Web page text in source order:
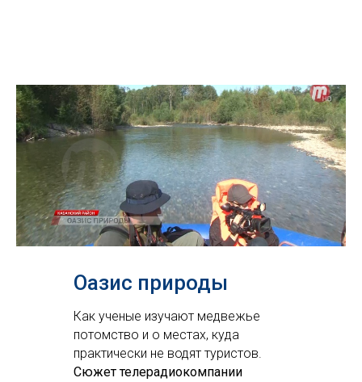
Оазис природы
Как ученые изучают медвежье
потомство и о местах, куда
практически не водят туристов.
Сюжет телерадиокомпании